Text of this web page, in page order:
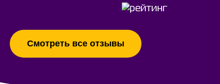
Смотреть все отзывы